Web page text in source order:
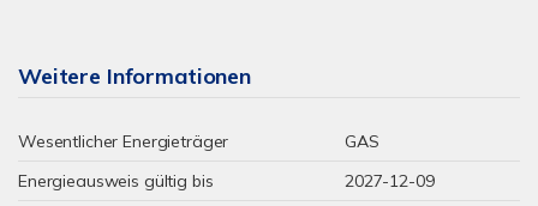
Weitere Informationen
Wesentlicher Energieträger
GAS
Energieausweis gültig bis
2027-12-09